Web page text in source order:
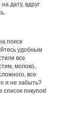
дату, вдруг
поиск
удобным
все
молоко,
все
и не забыть?
покупок!